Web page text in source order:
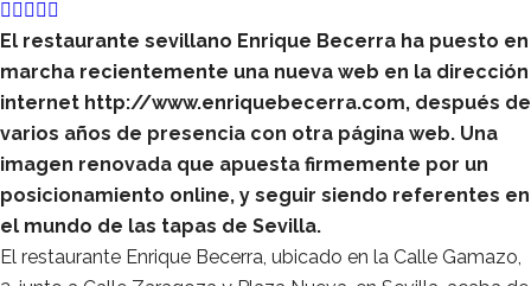
El restaurante sevillano Enrique Becerra ha puesto en
marcha recientemente una nueva web en la dirección
internet http://www.enriquebecerra.com, después de
varios años de presencia con otra página web. Una
imagen renovada que apuesta firmemente por un
posicionamiento online, y seguir siendo referentes en
el mundo de las tapas de Sevilla.
El restaurante Enrique Becerra, ubicado en la Calle Gamazo,